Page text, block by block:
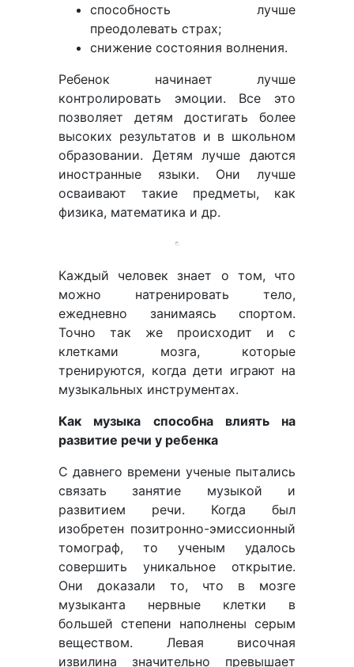
способность лучше
преодолевать страх;
снижение состояния волнения.
Ребенок начинает лучше
контролировать эмоции. Все это
позволяет детям достигать более
высоких результатов и в школьном
образовании. Детям лучше даются
иностранные языки. Они лучше
осваивают такие предметы, как
физика, математика и др.
Каждый человек знает о том, что
можно натренировать тело,
ежедневно занимаясь спортом.
Точно так же происходит и с
клетками мозга, которые
тренируются, когда дети играют на
музыкальных инструментах.
Как музыка способна влиять на
развитие речи у ребенка
С давнего времени ученые пытались
связать занятие музыкой и
развитием речи. Когда был
изобретен позитронно-эмиссионный
томограф, то ученым удалось
совершить уникальное открытие.
Они доказали то, что в мозге
музыканта нервные клетки в
большей степени наполнены серым
веществом. Левая височная
извилина значительно превышает